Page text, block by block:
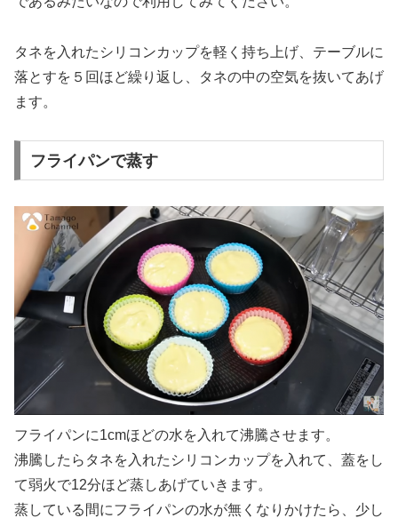
タネを入れたシリコンカップを軽く持ち上げ、テーブルに
落とすを５回ほど繰り返し、タネの中の空気を抜いてあげ
ます。
フライパンで蒸す
フライパンに1cmほどの水を入れて沸騰させます。
沸騰したらタネを入れたシリコンカップを入れて、蓋をし
て弱火で12分ほど蒸しあげていきます。
蒸している間にフライパンの水が無くなりかけたら、少し